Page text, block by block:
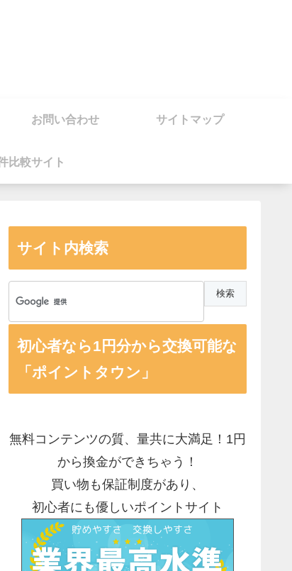
お問い合わせ サイトマップ
比較サイト
サイト内検索
初心者なら1円分から交換可能な
「ポイントタウン」
無料コンテンツの質、量共に大満足！1円
から換金ができちゃう！
買い物も保証制度があり、
初心者にも優しいポイントサイト